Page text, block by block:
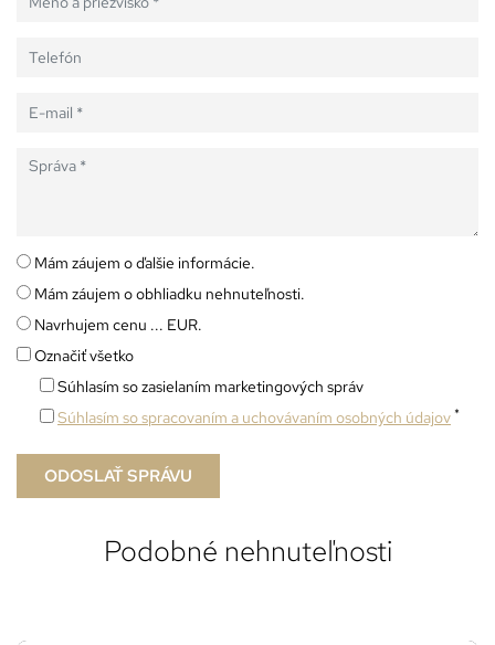
Mám záujem o ďalšie informácie.
Mám záujem o obhliadku nehnuteľnosti.
Navrhujem cenu ... EUR.
Označiť všetko
Súhlasím so zasielaním marketingových správ
Súhlasím so spracovaním a uchovávaním osobných údajov *
Podobné nehnuteľnosti